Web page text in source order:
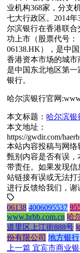
业机构368家，分支
七大行政区。2014年
尔滨银行在香港联合
功上市（股票代号：
06138.HK），是中
香港资本市场的城市
是中国东北地区第一
银行。
哈尔滨银行官网
本文标题： 哈尔滨银
本文地址：
https://gwdir.com/
本站内容投稿与网络
甄别内容是否有误，
带责任。如果发现信
站链接有误或无法打
进行反馈给我们，谢
06138 4006095537
www.hrbb.com.cn 哈
道里区上江街888号
份有限公司 地方银行
上一篇 宜宾市商业